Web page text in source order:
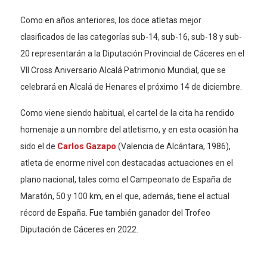
Como en años anteriores, los doce atletas mejor
clasificados de las categorías sub-14, sub-16, sub-18 y sub-
20 representarán a la Diputación Provincial de Cáceres en el
VII Cross Aniversario Alcalá Patrimonio Mundial, que se
celebrará en Alcalá de Henares el próximo 14 de diciembre.
Como viene siendo habitual, el cartel de la cita ha rendido
homenaje a un nombre del atletismo, y en esta ocasión ha
sido el de Carlos Gazapo (Valencia de Alcántara, 1986),
atleta de enorme nivel con destacadas actuaciones en el
plano nacional, tales como el Campeonato de España de
Maratón, 50 y 100 km, en el que, además, tiene el actual
récord de España. Fue también ganador del Trofeo
Diputación de Cáceres en 2022.